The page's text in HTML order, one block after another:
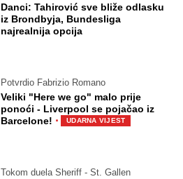
Danci: Tahirović sve bliže odlasku
iz Brondbyja, Bundesliga
najrealnija opcija
Potvrdio Fabrizio Romano
Veliki "Here we go" malo prije
ponoći - Liverpool se pojačao iz
Barcelone! · UDARNA VIJEST
Tokom duela Sheriff - St. Gallen